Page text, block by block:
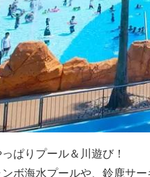
ぱりプール＆川遊び！
ボ海水プールや、鈴鹿サ